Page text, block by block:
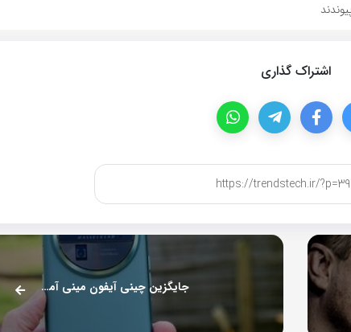
اشتراک گذاری
جایگزین چینی آیفون مینی آمد /عکس